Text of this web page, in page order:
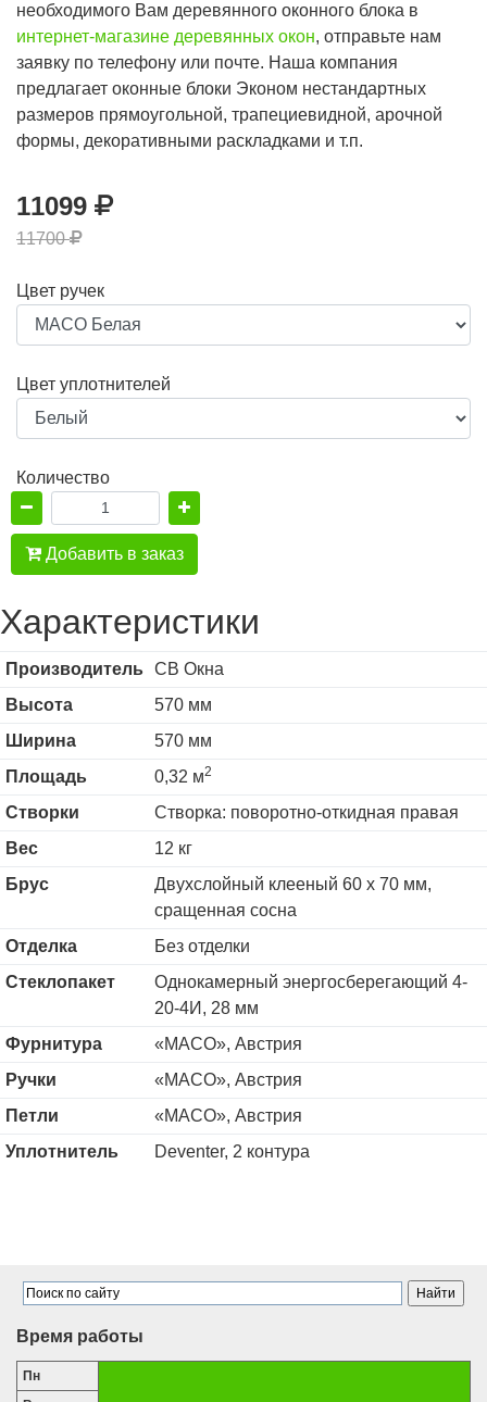
необходимого Вам деревянного оконного блока в
интернет-магазине деревянных окон, отправьте нам
заявку по телефону или почте. Наша компания
предлагает оконные блоки Эконом нестандартных
размеров прямоугольной, трапециевидной, арочной
формы, декоративными раскладками и т.п.
11099
11700
Цвет ручек
Цвет уплотнителей
Количество
Добавить в заказ
Характеристики
Производитель
СВ Окна
Высота
570 мм
Ширина
570 мм
Площадь
0,32 м2
Створки
Створка: поворотно-откидная правая
Вес
12 кг
Брус
Двухслойный клееный 60 х 70 мм,
сращенная сосна
Отделка
Без отделки
Стеклопакет
Однокамерный энергосберегающий 4-
20-4И, 28 мм
Фурнитура
«MACO», Австрия
Ручки
«MACO», Австрия
Петли
«MACO», Австрия
Уплотнитель
Deventer, 2 контура
Время работы
Пн